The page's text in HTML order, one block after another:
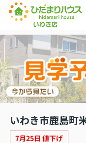
いわき市鹿島
7月25日 値下げ